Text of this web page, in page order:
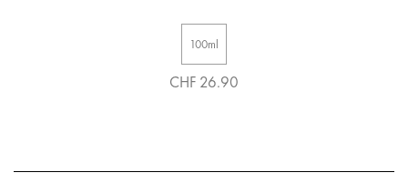
100ml
CHF 26.90